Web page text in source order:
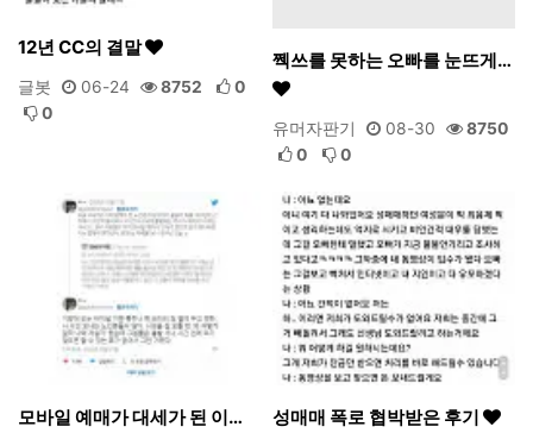
12년 CC의 결말
글봇 06-24 8752
0
0
쩩쓰를 못하는 오빠를 눈뜨게…
유머자판기 08-30
8750
0
0
모바일 예매가 대세가 된 이… 성매매 폭로 협박받은 후기